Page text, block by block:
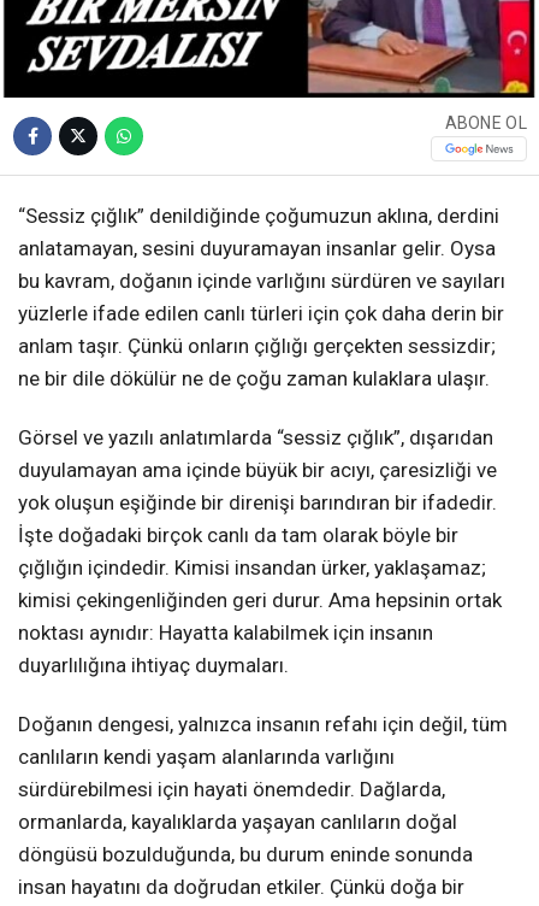
ABONE OL
“Sessiz çığlık” denildiğinde çoğumuzun aklına, derdini
anlatamayan, sesini duyuramayan insanlar gelir. Oysa
bu kavram, doğanın içinde varlığını sürdüren ve sayıları
yüzlerle ifade edilen canlı türleri için çok daha derin bir
anlam taşır. Çünkü onların çığlığı gerçekten sessizdir;
ne bir dile dökülür ne de çoğu zaman kulaklara ulaşır.
Görsel ve yazılı anlatımlarda “sessiz çığlık”, dışarıdan
duyulamayan ama içinde büyük bir acıyı, çaresizliği ve
yok oluşun eşiğinde bir direnişi barındıran bir ifadedir.
İşte doğadaki birçok canlı da tam olarak böyle bir
çığlığın içindedir. Kimisi insandan ürker, yaklaşamaz;
kimisi çekingenliğinden geri durur. Ama hepsinin ortak
noktası aynıdır: Hayatta kalabilmek için insanın
duyarlılığına ihtiyaç duymaları.
Doğanın dengesi, yalnızca insanın refahı için değil, tüm
canlıların kendi yaşam alanlarında varlığını
sürdürebilmesi için hayati önemdedir. Dağlarda,
ormanlarda, kayalıklarda yaşayan canlıların doğal
döngüsü bozulduğunda, bu durum eninde sonunda
insan hayatını da doğrudan etkiler. Çünkü doğa bir